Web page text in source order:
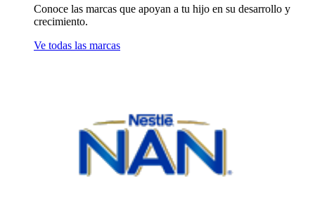
Conoce las marcas que apoyan a tu hijo en su desarrollo y
crecimiento.
Ve todas las marcas